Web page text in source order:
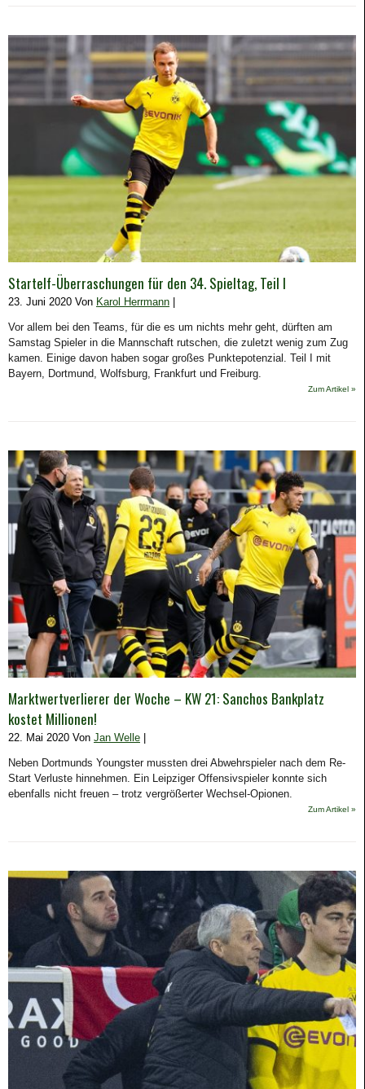
Startelf-Überraschungen für den 34. Spieltag, Teil I
23. Juni 2020 Von Karol Herrmann |
Vor allem bei den Teams, für die es um nichts mehr geht, dürften am
Samstag Spieler in die Mannschaft rutschen, die zuletzt wenig zum Zug
kamen. Einige davon haben sogar großes Punktepotenzial. Teil I mit
Bayern, Dortmund, Wolfsburg, Frankfurt und Freiburg.
Zum Artikel »
Marktwertverlierer der Woche – KW 21: Sanchos Bankplatz
kostet Millionen!
22. Mai 2020 Von Jan Welle |
Neben Dortmunds Youngster mussten drei Abwehrspieler nach dem Re-
Start Verluste hinnehmen. Ein Leipziger Offensivspieler konnte sich
ebenfalls nicht freuen – trotz vergrößerter Wechsel-Opionen.
Zum Artikel »